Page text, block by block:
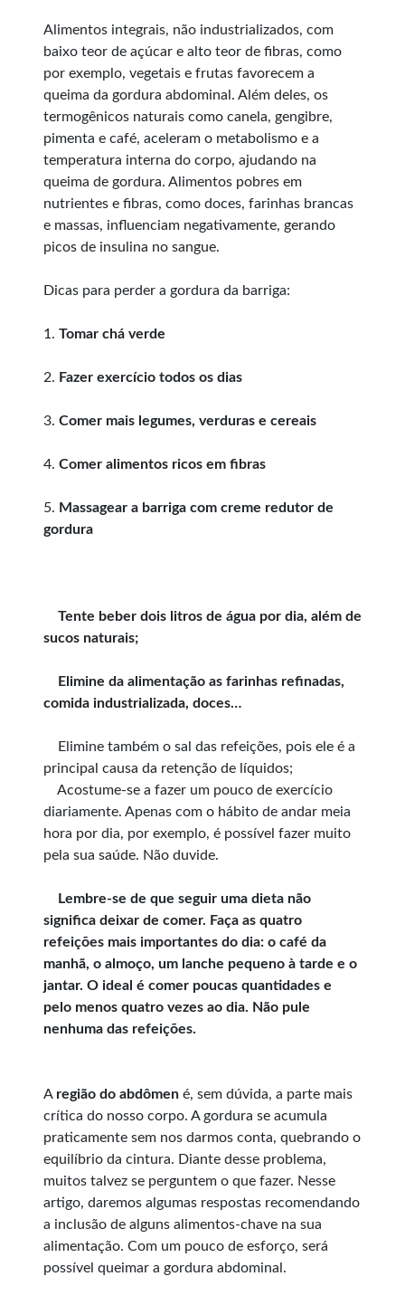
Alimentos integrais, não industrializados, com
baixo teor de açúcar e alto teor de fibras, como
por exemplo, vegetais e frutas favorecem a
queima da gordura abdominal. Além deles, os
termogênicos naturais como canela, gengibre,
pimenta e café, aceleram o metabolismo e a
temperatura interna do corpo, ajudando na
queima de gordura. Alimentos pobres em
nutrientes e fibras, como doces, farinhas brancas
e massas, influenciam negativamente, gerando
picos de insulina no sangue.
Dicas para perder a gordura da barriga:
1. Tomar chá verde
2. Fazer exercício todos os dias
3. Comer mais legumes, verduras e cereais
4. Comer alimentos ricos em fibras
5. Massagear a barriga com creme redutor de
gordura
Tente beber dois litros de água por dia, além de
sucos naturais;
Elimine da alimentação as farinhas refinadas,
comida industrializada, doces…
Elimine também o sal das refeições, pois ele é a
principal causa da retenção de líquidos;
Acostume-se a fazer um pouco de exercício
diariamente. Apenas com o hábito de andar meia
hora por dia, por exemplo, é possível fazer muito
pela sua saúde. Não duvide.
Lembre-se de que seguir uma dieta não
significa deixar de comer. Faça as quatro
refeições mais importantes do dia: o café da
manhã, o almoço, um lanche pequeno à tarde e o
jantar. O ideal é comer poucas quantidades e
pelo menos quatro vezes ao dia. Não pule
nenhuma das refeições.
A região do abdômen é, sem dúvida, a parte mais
crítica do nosso corpo. A gordura se acumula
praticamente sem nos darmos conta, quebrando o
equilíbrio da cintura. Diante desse problema,
muitos talvez se perguntem o que fazer. Nesse
artigo, daremos algumas respostas recomendando
a inclusão de alguns alimentos-chave na sua
alimentação. Com um pouco de esforço, será
possível queimar a gordura abdominal.